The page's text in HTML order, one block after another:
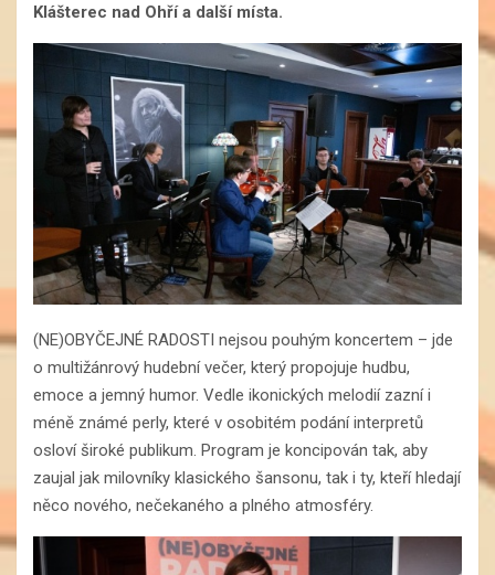
Klášterec nad Ohří a další místa.
(NE)OBYČEJNÉ RADOSTI nejsou pouhým koncertem – jde
o multižánrový hudební večer, který propojuje hudbu,
emoce a jemný humor. Vedle ikonických melodií zazní i
méně známé perly, které v osobitém podání interpretů
osloví široké publikum. Program je koncipován tak, aby
zaujal jak milovníky klasického šansonu, tak i ty, kteří hledají
něco nového, nečekaného a plného atmosféry.